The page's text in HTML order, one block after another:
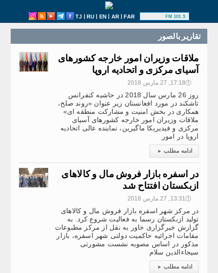
TJ | RU | EN | AR|FAR 101.5 FM
تقارير بالصور
ملاقات وزیران امور خارجه کشورهای
آسیای مرکزی و اتحادیه اروپا
🕔17:18, 27.مارس 2018
روز 26 مارس سال 2018 در حاشیه‌ کنفرانس
تاشکند در مورد افغانستان زیر عنوان «روند صلح،
همکاری در بخش امنیت و مشارکت منطقه ای»
ملاقات وزیران امور خارجه کشورهای آسیای
مرکزی و فیدیریکا ماگیرین، نماینده عالی اتحادیه
اروپا در امور
ادامه مطلب ▸
در اسفره بازار فروش مال و کالاهای
ازبکستان افتتاح شد
🕔13:31, 27.مارس 2018
در مرکز شهر اسفره بازار فروش مال و کالاهای
تولید ازبکستان رسما به فعالیت شروع کرد. به
گزارش خبرگزاری خاور به نقل از مرکز مطبوعات
مقامات اجرائیه حاکمیت دولتی شهر اسفره، بازار
مذکور در اساس مصوبه نشست مشورتی
سیجا‌ءالدین سلام
ادامه مطلب ▸